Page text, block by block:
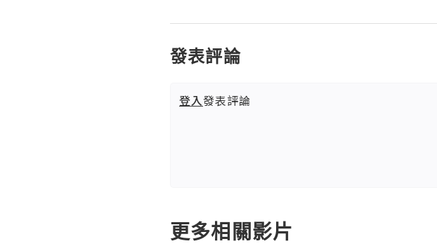
發表評論
登入發表評論
更多相關影片